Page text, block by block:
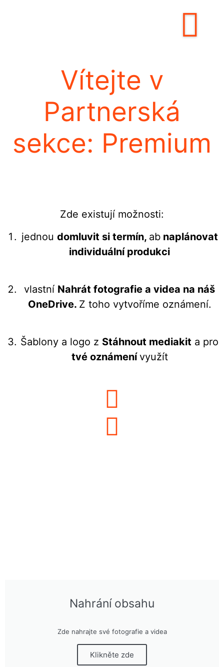
Vítejte v
Partnerská
sekce: Premium
Zde existují možnosti:
jednou domluvit si termín, abnaplánovat
individuální produkci
vlastní Nahrát fotografie a videa na náš
OneDrive. Z toho vytvoříme oznámení.
Šablony a logo z Stáhnout mediakit a pro
tvé oznámenívyužít
Nahrání obsahu
Zde nahrajte své fotografie a videa
Klikněte zde